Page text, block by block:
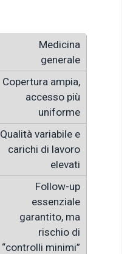
Medicina
generale
Copertura ampia,
accesso più
uniforme
Qualità variabile e
carichi di lavoro
elevati
Follow-up
essenziale
garantito, ma
rischio di
“controlli minimi”